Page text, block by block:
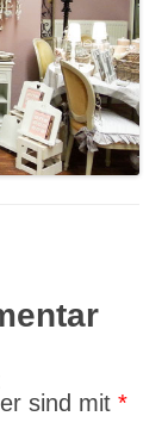
sind mit *